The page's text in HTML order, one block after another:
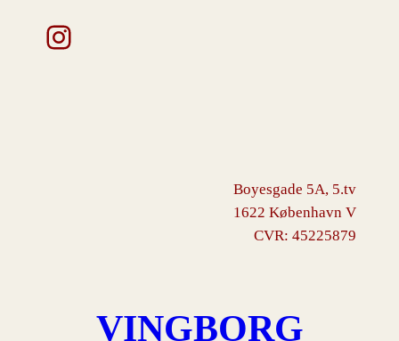
Instagram
Boyesgade 5A, 5.tv
1622 København V
CVR: 45225879
VINGBORG